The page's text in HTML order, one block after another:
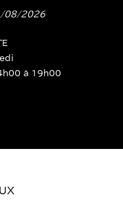
08/2026
à 19h00